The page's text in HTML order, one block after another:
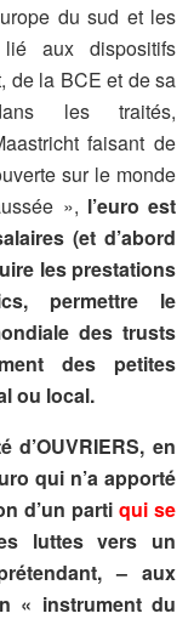
du sud et les
lié aux dispositifs
de la BCE et de sa
les traités,
faisant de
sur le monde
», l’euro est
(et d’abord
les prestations
permettre le
des trusts
des petites
ou local.
d’OUVRIERS, en
qui n’a apporté
d’un parti qui se
luttes vers un
– aux
« instrument du